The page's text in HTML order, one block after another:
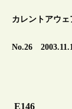
カレントアウェ
No.26
E146